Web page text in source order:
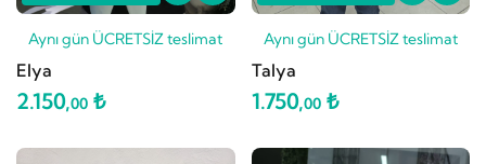
Aynı gün ÜCRETSİZ teslimat
Elya
2.150,00 ₺
Aynı gün ÜCRETSİZ teslimat
Talya
1.750,00₺